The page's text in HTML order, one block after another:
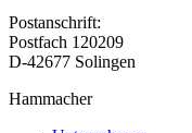
Postanschrift:
Postfach 120209
D-42677 Solingen
Hammacher